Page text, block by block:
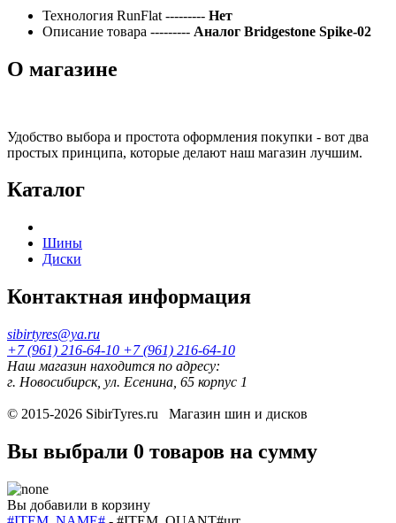
Технология RunFlat --------- Нет
Описание товара --------- Аналог Bridgestone Spike-02
О магазине
Удобство выбора и простота оформления покупки - вот два
простых принципа, которые делают наш магазин лучшим.
Каталог
Шины
Диски
Контактная информация
sibirtyres@ya.ru
+7 (961) 216-64-10 +7 (961) 216-64-10
Наш магазин находится по адресу:
г. Новосибирск, ул. Есенина, 65 корпус 1
© 2015-2026 SibirTyres.ru Магазин шин и дисков
Вы выбрали 0 товаров на сумму
Вы добавили в корзину